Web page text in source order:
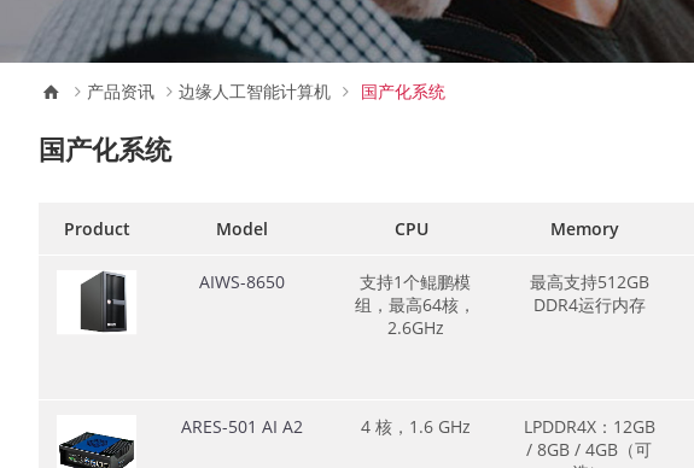
产品资讯 边缘人工智能计算机 国产化系统
国产化系统
Product Model CPU Memory
AIWS-8650
支持1个鲲鹏模
组，最高64核，
2.6GHz
最高支持512GB
DDR4运行内存
ARES-501 AI A2 4 核，1.6 GHz
LPDDR4X：12GB
/ 8GB / 4GB（可